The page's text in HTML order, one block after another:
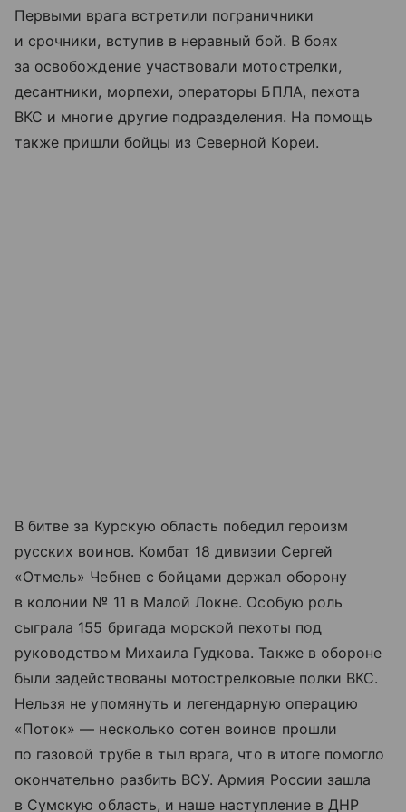
Первыми врага встретили пограничники
и срочники, вступив в неравный бой. В боях
за освобождение участвовали мотострелки,
десантники, морпехи, операторы БПЛА, пехота
ВКС и многие другие подразделения. На помощь
также пришли бойцы из Северной Кореи.
В битве за Курскую область победил героизм
русских воинов. Комбат 18 дивизии Сергей
«Отмель» Чебнев с бойцами держал оборону
в колонии № 11 в Малой Локне. Особую роль
сыграла 155 бригада морской пехоты под
руководством Михаила Гудкова. Также в обороне
были задействованы мотострелковые полки ВКС.
Нельзя не упомянуть и легендарную операцию
«Поток» — несколько сотен воинов прошли
по газовой трубе в тыл врага, что в итоге помогло
окончательно разбить ВСУ. Армия России зашла
в Сумскую область, и наше наступление в ДНР